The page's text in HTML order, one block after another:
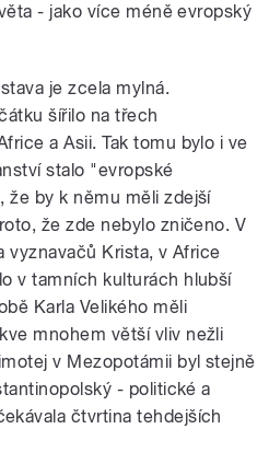
- jako více méně evropský
je zcela mylná.
šířilo na třech
a Asii. Tak tomu bylo i ve
stalo "evropské
že by k němu měli zdejší
že zde nebylo zničeno. V
vyznavačů Krista, v Africe
v tamních kulturách hlubší
Karla Velikého měli
mnohem větší vliv nežli
v Mezopotámii byl stejně
- politické a
čtvrtina tehdejších